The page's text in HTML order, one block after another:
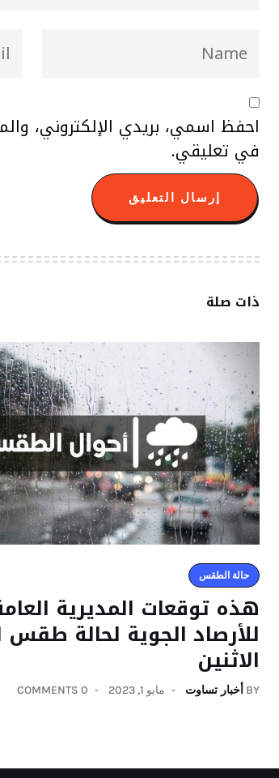
احفظ اسمي، بريدي الإلكتروني،
في تعليقي.
ذات صلة
حالة الطقس
هذه توقعات المديرية
للأرصاد الجوية لحالة طقس
الاثنين
BY أخبار تساوت مايو 1, 2023 0 COMMENTS